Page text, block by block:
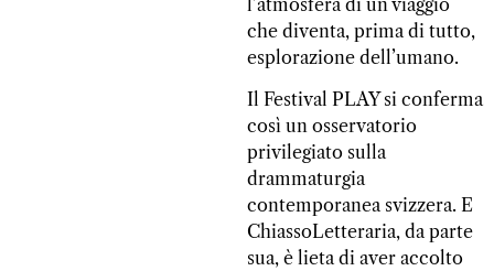
che diventa, prima di tutto,
esplorazione dell’umano.
Il Festival PLAY si conferma
così un osservatorio
privilegiato sulla
drammaturgia
contemporanea svizzera. E
ChiassoLetteraria, da parte
sua, è lieta di aver accolto